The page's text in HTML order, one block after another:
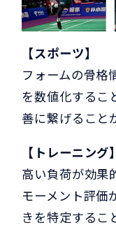
【スポーツ】
フォームの骨格
を数値化するこ
善に繋げること
【トレーニング】
高い負荷が効果
モーメント評価
きを特定するこ